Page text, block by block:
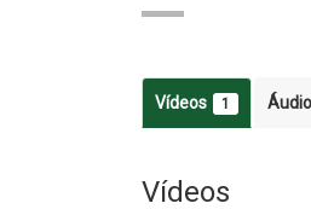
Vídeos 1
Vídeos